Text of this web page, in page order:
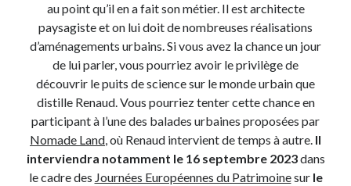
au point qu’il en a fait son métier. Il est architecte
paysagiste et on lui doit de nombreuses réalisations
d’aménagements urbains. Si vous avez la chance un jour
de lui parler, vous pourriez avoir le privilège de
découvrir le puits de science sur le monde urbain que
distille Renaud. Vous pourriez tenter cette chance en
participant à l’une des balades urbaines proposées par
Nomade Land, où Renaud intervient de temps à autre. Il
interviendra notamment le 16 septembre 2023dans
le cadre des Journées Européennes du Patrimoinesur le